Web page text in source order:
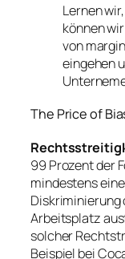
Lernen
können
von
eingehen
The Price of
99 Prozent der
mindestens
Diskriminierung
Arbeitsplatz
solcher
Beispiel bei